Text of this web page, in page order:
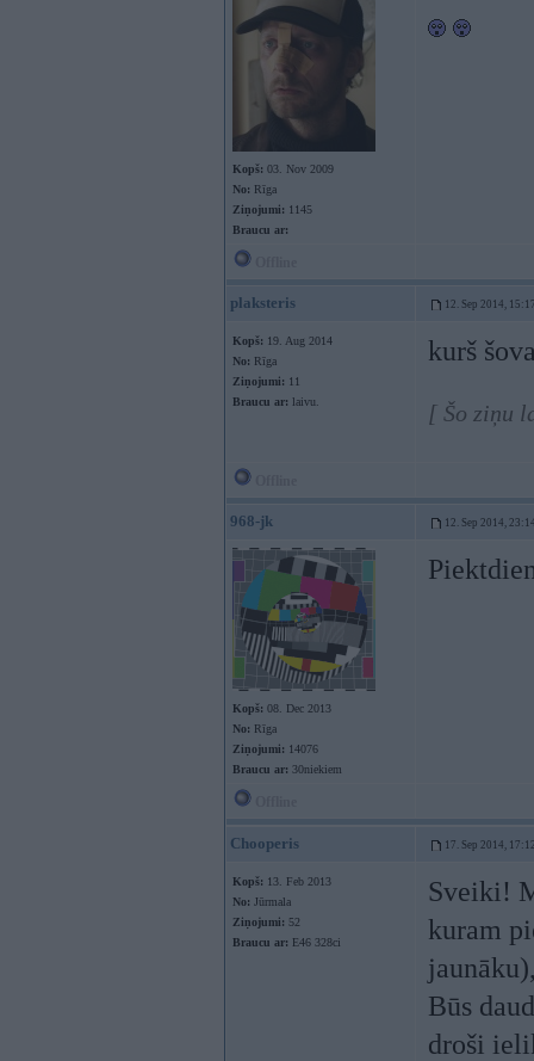
Kopš: 03. Nov 2009
No: Rīga
Ziņojumi: 1145
Braucu ar:
plaksteris 12. Sep 2014,
Kopš: 19. Aug 2014
No: Rīga
Ziņojumi: 11
Braucu ar: laivu.
kurš
[ Šo ziņu
968-jk 12. Sep 2014,
Kopš: 08. Dec 2013
No: Rīga
Ziņojumi: 14076
Braucu ar: 30niekiem
Chooperis 17. Sep 2014,
Kopš: 13. Feb 2013
No: Jūrmala
Ziņojumi: 52
Braucu ar: E46 328ci
Sveiki!
kuram
Būs
droši